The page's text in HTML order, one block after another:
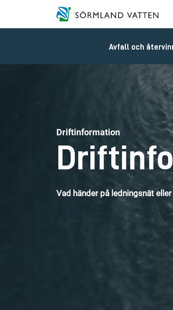
Avfall och
Driftinformation
Vad händer på ledningsnät